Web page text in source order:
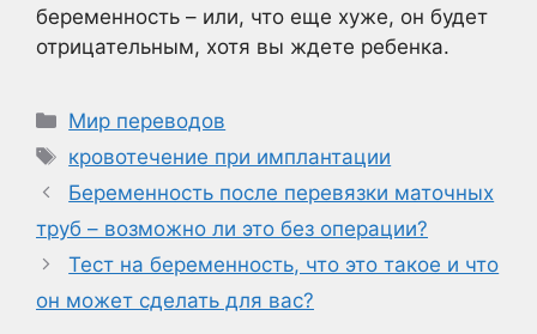
беременность – или, что еще хуже, он будет
отрицательным, хотя вы ждете ребенка.
Рубрики
Мир переводов
Метки
кровотечение при имплантации
Беременность после перевязки маточных
труб – возможно ли это без операции?
Тест на беременность, что это такое и что
он может сделать для вас?